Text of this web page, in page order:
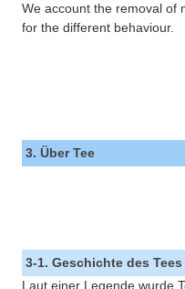
We account the removal of
for the different behaviour.
3. Über Tee
3-1. Geschichte des Tees
Laut einer Legende wurde